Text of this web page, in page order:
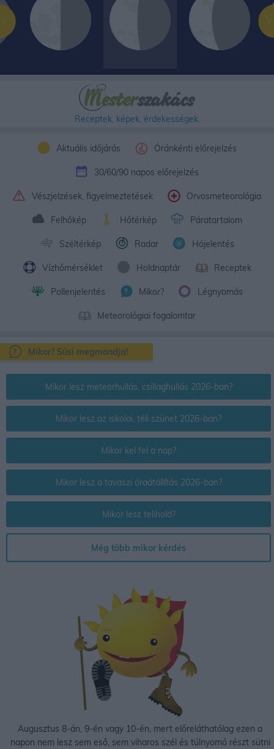
Aktuális időjárás Óránkénti előrejelzés
30/60/90 napos előrejelzés
Vészjelzések, figyelmeztetések Orvosmeteorológia
Felhőkép Hőtérkép Páratartalom
Széltérkép Radar Hójelentés
Vízhőmérséklet Holdnaptár Receptek
Pollenjelentés Mikor? Légnyomás
Meteorológiai fogalomtar
Mikor? Süsi megmondja!
Mikor lesz meteorhullás, csillaghullás 2026-ban?
Mikor lesz az iskolai, téli szünet 2026-ban?
Mikor kel fel a nap?
Mikor lesz a tavaszi óraátállítás 2026-ban?
Mikor lesz telihold?
Még több mikor kérdés
Augusztus 8-án, 9-én vagy 10-én, mert előreláthatólag ezen a
napon nem lesz sem eső, sem viharos szél és túlnyomó részt sütni
Receptek, képek, érdekességek.